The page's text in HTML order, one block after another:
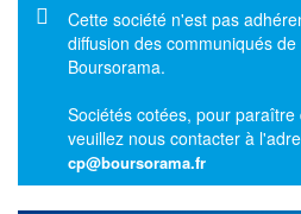
Message d'information
Cette société n'est pas
diffusion des communiqués
Boursorama.
Sociétés cotées, pour
veuillez nous contacter à
cp@boursorama.fr